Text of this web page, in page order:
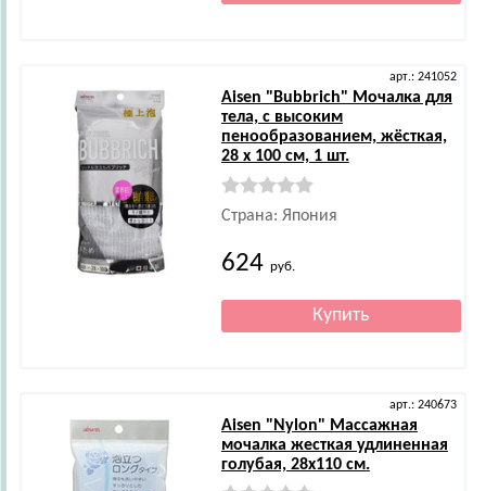
арт.: 241052
Aisen "Bubbrich" Мочалка для
тела, с высоким
пенообразованием, жёсткая,
28 х 100 см, 1 шт.
Страна: Япония
624 руб.
арт.: 240673
Aisen "Nylon" Массажная
мочалка жесткая удлиненная
голубая, 28х110 см.